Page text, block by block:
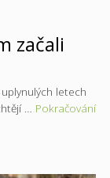
začali
letech
… Pokračování